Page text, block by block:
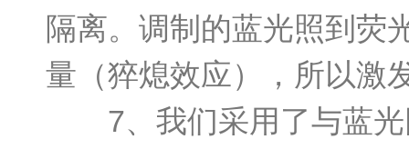
隔离。调制的蓝光照到荧
量（猝熄效应），所以激
7、我们采用了与蓝光